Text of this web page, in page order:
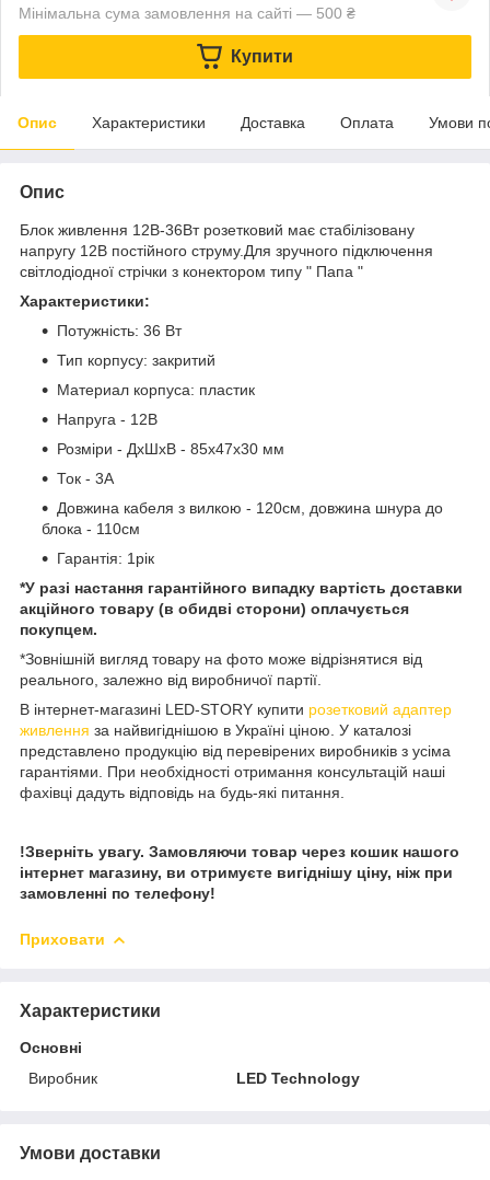
Мінімальна сума замовлення на сайті — 500 ₴
Купити
Опис Характеристики Доставка Оплата Умови
Опис
Блок живлення 12В-36Вт розетковий має стабілізовану
напругу 12В постійного струму.Для зручного підключення
світлодіодної стрічки з конектором типу " Папа "
Характеристики:
Потужність: 36 Вт
Тип корпусу: закритий
Материал корпуса: пластик
Напруга - 12В
Розміри - ДхШхВ - 85х47х30 мм
Ток - 3А
Довжина кабеля з вилкою - 120см, довжина шнура до
блока - 110см
Гарантія: 1рік
*У разі настання гарантійного випадку вартість доставки
акційного товару (в обидві сторони) оплачується
покупцем.
*Зовнішній вигляд товару на фото може відрізнятися від
реального, залежно від виробничої партії.
В інтернет-магазині LED-STORY купити розетковий адаптер
живлення за найвигіднішою в Україні ціною. У каталозі
представлено продукцію від перевірених виробників з усіма
гарантіями. При необхідності отримання консультацій наші
фахівці дадуть відповідь на будь-які питання.
!Зверніть увагу. Замовляючи товар через кошик нашого
інтернет магазину, ви отримуєте вигіднішу ціну, ніж при
замовленні по телефону!
Приховати
Характеристики
Основні
Виробник
LED Technology
Умови доставки